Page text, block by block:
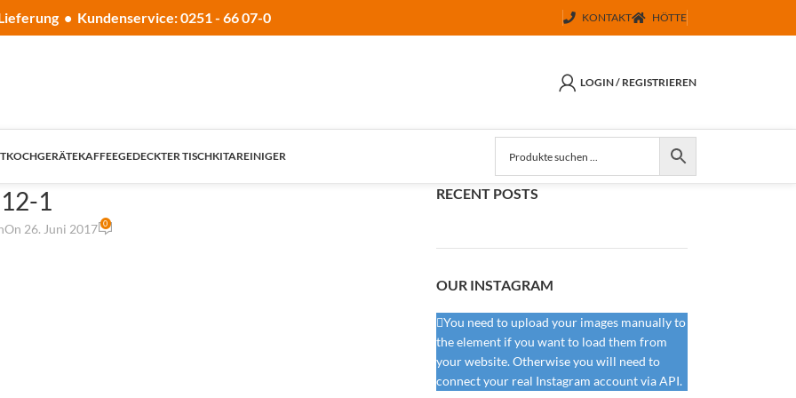
• Kundenservice: 0251 - 66 07-0 KONTAKT HÖTTE
LOGIN / REGISTRIEREN
KOCHGERÄTEKAFFEEGEDECKTER TISCHKITAREINIGER
1
On 26. Juni 2017 0
RECENT POSTS
OUR INSTAGRAM
You need to upload your images manually to
the element if you want to load them from
your website. Otherwise you will need to
connect your real Instagram account via API.